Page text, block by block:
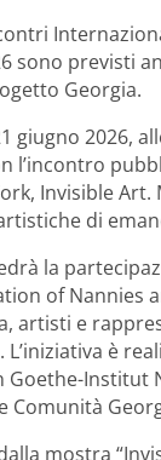
sono previsti
Georgia.
giugno 2026,
l’incontro
Invisible
di
la
of Nannies
artisti e
è
Goethe-Institut
Comunità
mostra